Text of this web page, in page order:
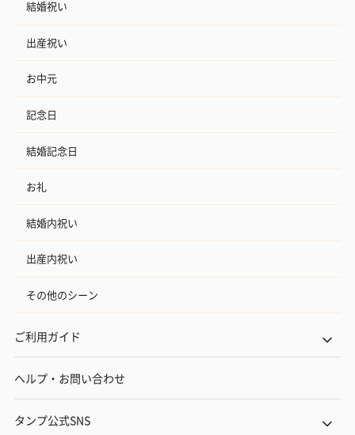
結婚祝い
出産祝い
お中元
記念日
結婚記念日
お礼
結婚内祝い
出産内祝い
その他のシーン
ご利用ガイド
ヘルプ・お問い合わせ
タンプ公式SNS